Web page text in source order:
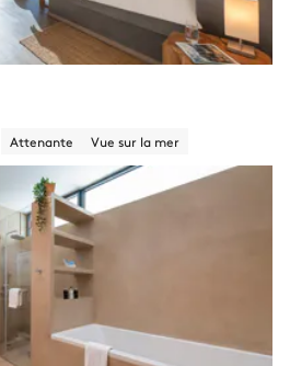
Attenante Vue sur la mer